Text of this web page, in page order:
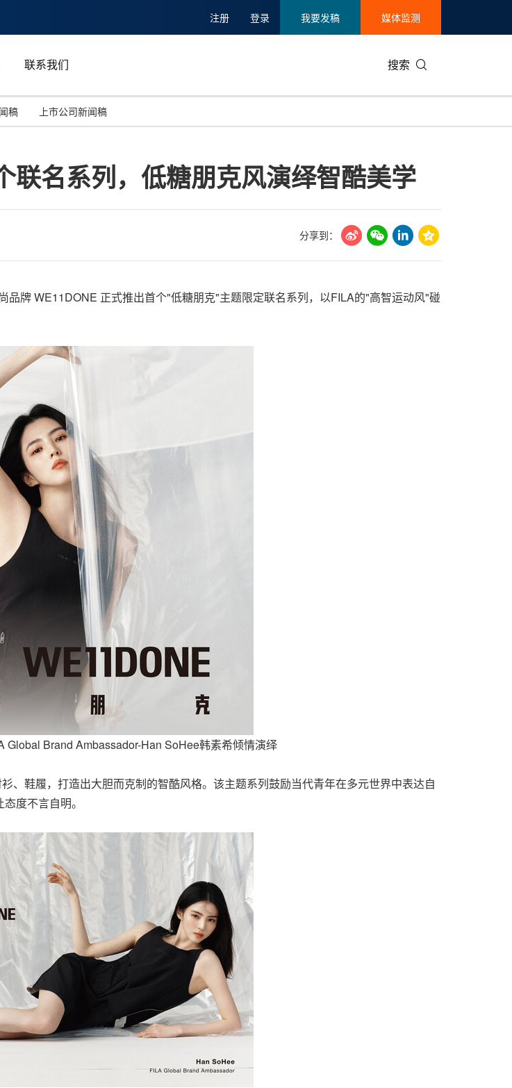
注册 登录 我要发稿 媒体监测
联系我们 搜索
投资并购
碳中和
美国临床肿瘤学会(ASCO)
能源化工与环保
娱乐时尚与艺术
马来西亚
新加坡
稿 上市公司新闻稿
名系列，低糖朋克风演绎智酷美学
分享到：
品牌 WE11DONE 正式推出首个"低糖朋克"主题限定联名系列，以FILA的"高智运动风"碰
Global Brand Ambassador-Han SoHee韩素希倾情演绎
、鞋履，打造出大胆而克制的智酷风格。该主题系列鼓励当代青年在多元世界中表达自
度不言自明。